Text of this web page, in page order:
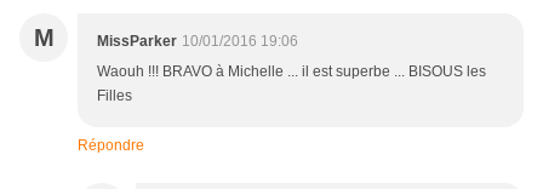
M MissParker 10/01/2016 19:06
Waouh !!! BRAVO à Michelle ... il est superbe ... BISOUS les
Filles
Répondre